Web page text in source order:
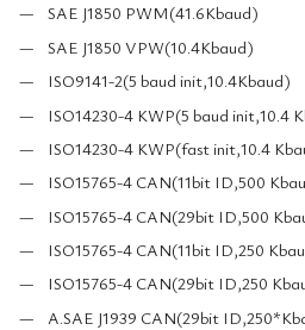
SAE J1850 PWM(41.6Kbaud)
SAE J1850 VPW(10.4Kbaud)
ISO9141-2(5 baud init,10.4Kbaud)
ISO14230-4 KWP(5 baud init,10.4
ISO14230-4 KWP(fast init,10.4
ISO15765-4 CAN(11bit ID,500
ISO15765-4 CAN(29bit ID,500
ISO15765-4 CAN(11bit ID,250
ISO15765-4 CAN(29bit ID,250
A.SAE J1939 CAN(29bit